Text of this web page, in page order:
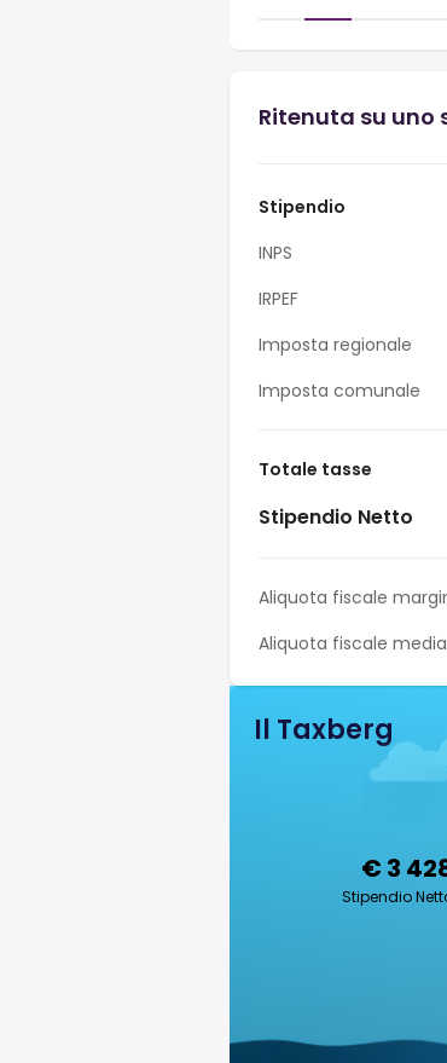
Ritenuta su
Stipendio
INPS
IRPEF
Imposta regionale
Imposta comunale
Totale tasse
Stipendio Netto
Aliquota fiscale
Aliquota fiscale media
Il Taxberg
€ 3
Stipendio